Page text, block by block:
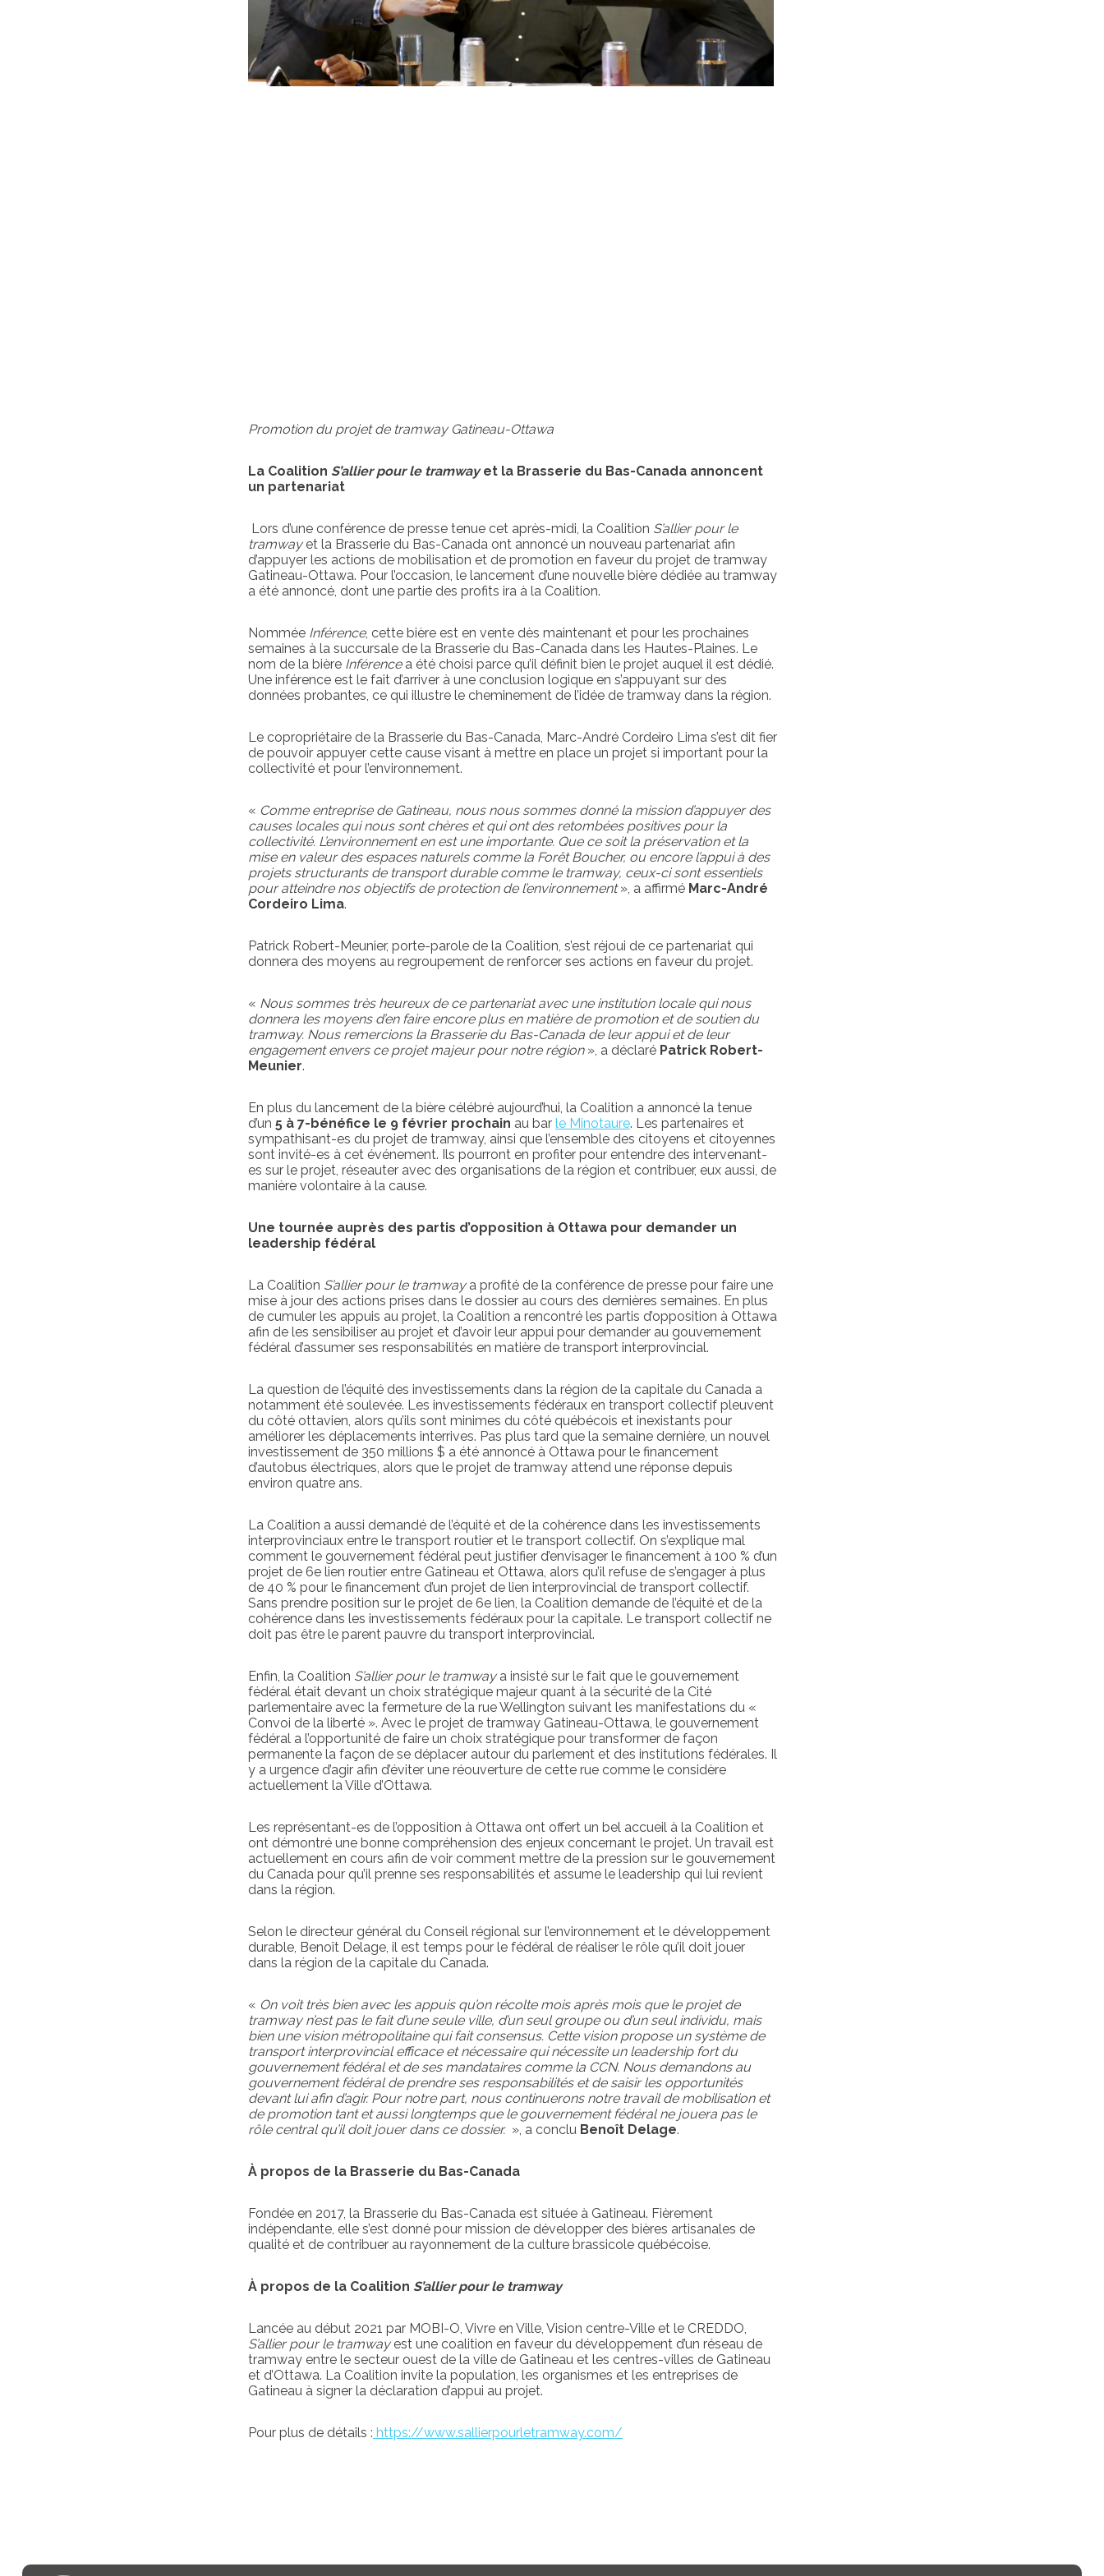
Promotion du projet de tramway Gatineau-Ottawa
La Coalition S’allier pour le tramwayet la Brasserie du Bas-Canada annoncent
un partenariat
Lors d’une conférence de presse tenue cet après-midi, la Coalition S’allier pour le
tramway et la Brasserie du Bas-Canada ont annoncé un nouveau partenariat afin
d’appuyer les actions de mobilisation et de promotion en faveur du projet de tramway
Gatineau-Ottawa. Pour l’occasion, le lancement d’une nouvelle bière dédiée au tramway
a été annoncé, dont une partie des profits ira à la Coalition.
Nommée Inférence, cette bière est en vente dès maintenant et pour les prochaines
semaines à la succursale de la Brasserie du Bas-Canada dans les Hautes-Plaines. Le
nom de la bière Inférence a été choisi parce qu’il définit bien le projet auquel il est dédié.
Une inférence est le fait d’arriver à une conclusion logique en s’appuyant sur des
données probantes, ce qui illustre le cheminement de l’idée de tramway dans la région.
Le copropriétaire de la Brasserie du Bas-Canada, Marc-André Cordeiro Lima s’est dit fier
de pouvoir appuyer cette cause visant à mettre en place un projet si important pour la
collectivité et pour l’environnement.
« Comme entreprise de Gatineau, nous nous sommes donné la mission d’appuyer des
causes locales qui nous sont chères et qui ont des retombées positives pour la
collectivité. L’environnement en est une importante. Que ce soit la préservation et la
mise en valeur des espaces naturels comme la Forêt Boucher, ou encore l’appui à des
projets structurants de transport durable comme le tramway, ceux-ci sont essentiels
pour atteindre nos objectifs de protection de l’environnement», a affirmé Marc-André
Cordeiro Lima.
Patrick Robert-Meunier, porte-parole de la Coalition, s’est réjoui de ce partenariat qui
donnera des moyens au regroupement de renforcer ses actions en faveur du projet.
« Nous sommes très heureux de ce partenariat avec une institution locale qui nous
donnera les moyens d’en faire encore plus en matière de promotion et de soutien du
tramway. Nous remercions la Brasserie du Bas-Canada de leur appui et de leur
engagement envers ce projet majeur pour notre région», a déclaré Patrick Robert-
Meunier.
En plus du lancement de la bière célébré aujourd’hui, la Coalition a annoncé la tenue
d’un 5 à 7-bénéfice le 9 février prochain au bar le Minotaure. Les partenaires et
sympathisant-es du projet de tramway, ainsi que l’ensemble des citoyens et citoyennes
sont invité-es à cet événement. Ils pourront en profiter pour entendre des intervenant-
es sur le projet, réseauter avec des organisations de la région et contribuer, eux aussi, de
manière volontaire à la cause.
Une tournée auprès des partis d’opposition à Ottawa pour demander un
leadership fédéral
La Coalition S’allier pour le tramway a profité de la conférence de presse pour faire une
mise à jour des actions prises dans le dossier au cours des dernières semaines. En plus
de cumuler les appuis au projet, la Coalition a rencontré les partis d’opposition à Ottawa
afin de les sensibiliser au projet et d’avoir leur appui pour demander au gouvernement
fédéral d’assumer ses responsabilités en matière de transport interprovincial.
La question de l’équité des investissements dans la région de la capitale du Canada a
notamment été soulevée. Les investissements fédéraux en transport collectif pleuvent
du côté ottavien, alors qu’ils sont minimes du côté québécois et inexistants pour
améliorer les déplacements interrives. Pas plus tard que la semaine dernière, un nouvel
investissement de 350 millions $ a été annoncé à Ottawa pour le financement
d’autobus électriques, alors que le projet de tramway attend une réponse depuis
environ quatre ans.
La Coalition a aussi demandé de l’équité et de la cohérence dans les investissements
interprovinciaux entre le transport routier et le transport collectif. On s’explique mal
comment le gouvernement fédéral peut justifier d’envisager le financement à 100 % d’un
projet de 6e lien routier entre Gatineau et Ottawa, alors qu’il refuse de s’engager à plus
de 40 % pour le financement d’un projet de lien interprovincial de transport collectif.
Sans prendre position sur le projet de 6e lien, la Coalition demande de l’équité et de la
cohérence dans les investissements fédéraux pour la capitale. Le transport collectif ne
doit pas être le parent pauvre du transport interprovincial.
Enfin, la Coalition S’allier pour le tramwaya insisté sur le fait que le gouvernement
fédéral était devant un choix stratégique majeur quant à la sécurité de la Cité
parlementaire avec la fermeture de la rue Wellington suivant les manifestations du «
Convoi de la liberté ». Avec le projet de tramway Gatineau-Ottawa, le gouvernement
fédéral a l’opportunité de faire un choix stratégique pour transformer de façon
permanente la façon de se déplacer autour du parlement et des institutions fédérales. Il
y a urgence d’agir afin d’éviter une réouverture de cette rue comme le considère
actuellement la Ville d’Ottawa.
Les représentant-es de l’opposition à Ottawa ont offert un bel accueil à la Coalition et
ont démontré une bonne compréhension des enjeux concernant le projet. Un travail est
actuellement en cours afin de voir comment mettre de la pression sur le gouvernement
du Canada pour qu’il prenne ses responsabilités et assume le leadership qui lui revient
dans la région.
Selon le directeur général du Conseil régional sur l’environnement et le développement
durable, Benoît Delage, il est temps pour le fédéral de réaliser le rôle qu’il doit jouer
dans la région de la capitale du Canada.
« On voit très bien avec les appuis qu’on récolte mois après mois que le projet de
tramway n’est pas le fait d’une seule ville, d’un seul groupe ou d’un seul individu, mais
bien une vision métropolitaine qui fait consensus. Cette vision propose un système de
transport interprovincial efficace et nécessaire qui nécessite un leadership fort du
gouvernement fédéral et de ses mandataires comme la CCN. Nous demandons au
gouvernement fédéral de prendre ses responsabilités et de saisir les opportunités
devant lui afin d’agir. Pour notre part, nous continuerons notre travail de mobilisation et
de promotion tant et aussi longtemps que le gouvernement fédéral ne jouera pas le
rôle central qu’il doit jouer dans ce dossier. », a conclu Benoît Delage.
À propos de la Brasserie du Bas-Canada
Fondée en 2017, la Brasserie du Bas-Canada est située à Gatineau. Fièrement
indépendante, elle s’est donné pour mission de développer des bières artisanales de
qualité et de contribuer au rayonnement de la culture brassicole québécoise.
À propos de la Coalition S’allier pour le tramway
Lancée au début 2021 par MOBI-O, Vivre en Ville, Vision centre-Ville et le CREDDO,
S’allier pour le tramwayest une coalition en faveur du développement d’un réseau de
tramway entre le secteur ouest de la ville de Gatineau et les centres-villes de Gatineau
et d’Ottawa. La Coalition invite la population, les organismes et les entreprises de
Gatineau à signer la déclaration d’appui au projet.
Pour plus de détails : https://www.sallierpourletramway.com/